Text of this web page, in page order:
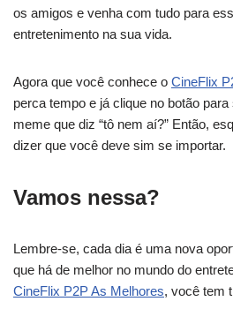
os amigos e venha com tudo para
entretenimento na sua vida.
Agora que você conhece o CineFlix
perca tempo e já clique no botão
meme que diz “tô nem aí?” Então,
dizer que você deve sim se importar.
Vamos nessa?
Lembre-se, cada dia é uma nova
que há de melhor no mundo do
CineFlix P2P As Melhores, você tem